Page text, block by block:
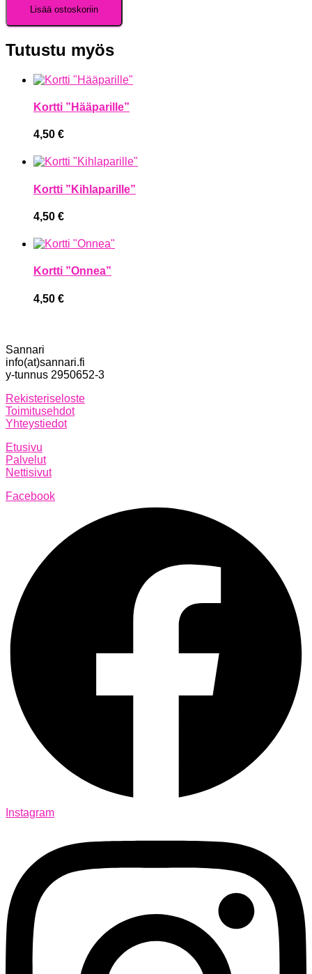
Lisää ostoskoriin
Tutustu myös
Kortti ”Hääparille”
4,50 €
Kortti ”Kihlaparille”
4,50 €
Kortti ”Onnea”
4,50 €
Sannari
info(at)sannari.fi
y-tunnus 2950652-3
Rekisteriseloste
Toimitusehdot
Yhteystiedot
Etusivu
Palvelut
Nettisivut
Facebook
Instagram